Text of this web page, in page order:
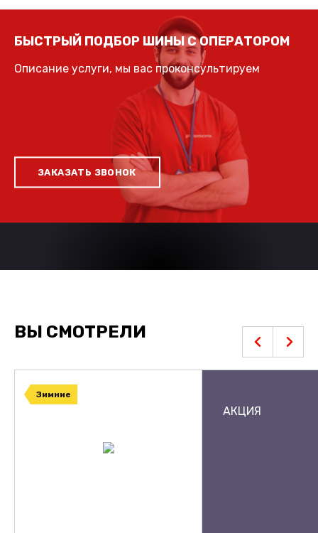
БЫСТРЫЙ ПОДБОР ШИНЫ С ОПЕРАТОРОМ
Описание услуги, мы вас проконсультируем
ЗАКАЗАТЬ ЗВОНОК
ВЫ СМОТРЕЛИ
Зимние
АКЦИЯ